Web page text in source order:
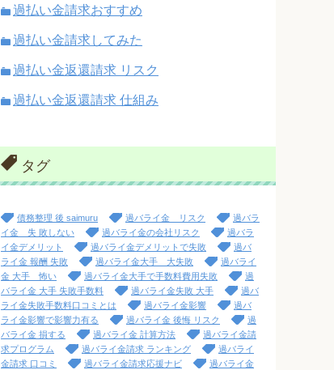
過払い金請求おすすめ
過払い金請求してみた
過払い金返還請求 リスク
過払い金返還請求 仕組み
タグ
債務整理 後 saimuru 過バライ金 リスク
過バラ
イ金 失 敗しない
過バライ金の会社リスク
過バラ
イ金デメリット
過バライ金デメリットで失敗
過バ
ライ金 報酬 失敗
過バライ金大手 大失敗
過バライ
金 大手 怖い
過バライ金大手で手数料費用失敗
過
バライ金 大手 失敗手数料
過バライ金失敗 大手
過バ
ライ金失敗手数料口コミとは
過バライ金影響
過バ
ライ金影響で影響力有る
過バライ金 後悔 リスク
過
バライ金 損する
過バライ金 計算方法
過バライ金請
求プログラム
過バライ金請求 ランキング
過バライ
金請求 口コミ
過バライ金請求応援ナビ 過バライ金